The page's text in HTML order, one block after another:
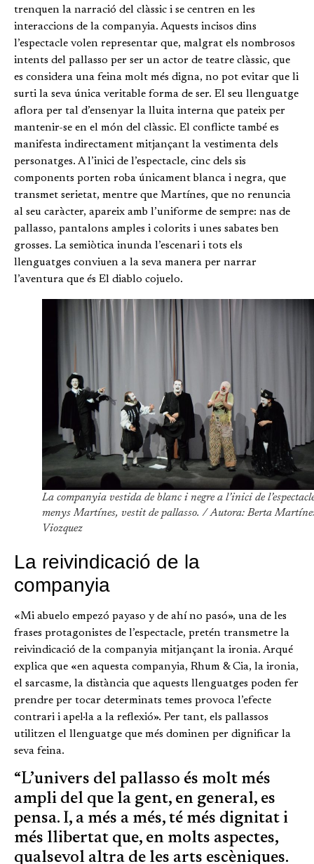
trenquen la narració del clàssic i se centren en les
interaccions de la companyia. Aquests incisos dins
l’espectacle volen representar que, malgrat els nombrosos
intents del pallasso per ser un actor de teatre clàssic, que
es considera una feina molt més digna, no pot evitar que li
surti la seva única veritable forma de ser. El seu llenguatge
aflora per tal d’ensenyar la lluita interna que pateix per
mantenir-se en el món del clàssic. El conflicte també es
manifesta indirectament mitjançant la vestimenta dels
personatges. A l’inici de l’espectacle, cinc dels sis
components porten roba únicament blanca i negra, que
transmet serietat, mentre que Martínes, que no renuncia
al seu caràcter, apareix amb l’uniforme de sempre: nas de
pallasso, pantalons amples i colorits i unes sabates ben
grosses. La semiòtica inunda l’escenari i tots els
llenguatges conviuen a la seva manera per narrar
l’aventura que és El diablo cojuelo.
La companyia vestida de blanc i negre a l’inici de
menys Martínes, vestit de pallasso. / Autora: Berta
Viozquez
La reivindicació de la
companyia
«Mi abuelo empezó payaso y de ahí no pasó», una de les
frases protagonistes de l’espectacle, pretén transmetre la
reivindicació de la companyia mitjançant la ironia. Arqué
explica que «en aquesta companyia, Rhum & Cia, la ironia,
el sarcasme, la distància que aquests llenguatges poden fer
prendre per tocar determinats temes provoca l’efecte
contrari i apel·la a la reflexió». Per tant, els pallassos
utilitzen el llenguatge que més dominen per dignificar la
seva feina.
“L’univers del pallasso és molt més
ampli del que la gent, en general, es
pensa. I, a més a més, té més dignitat i
més llibertat que, en molts aspectes,
qualsevol altra de les arts escèniques.